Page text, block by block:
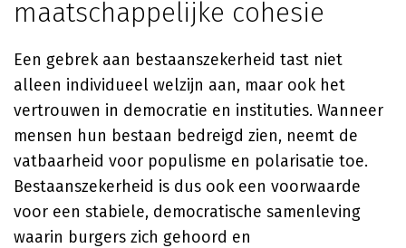
maatschappelijke cohesie
Een gebrek aan bestaanszekerheid tast niet
alleen individueel welzijn aan, maar ook het
vertrouwen in democratie en instituties. Wanneer
mensen hun bestaan bedreigd zien, neemt de
vatbaarheid voor populisme en polarisatie toe.
Bestaanszekerheid is dus ook een voorwaarde
voor een stabiele, democratische samenleving
waarin burgers zich gehoord en